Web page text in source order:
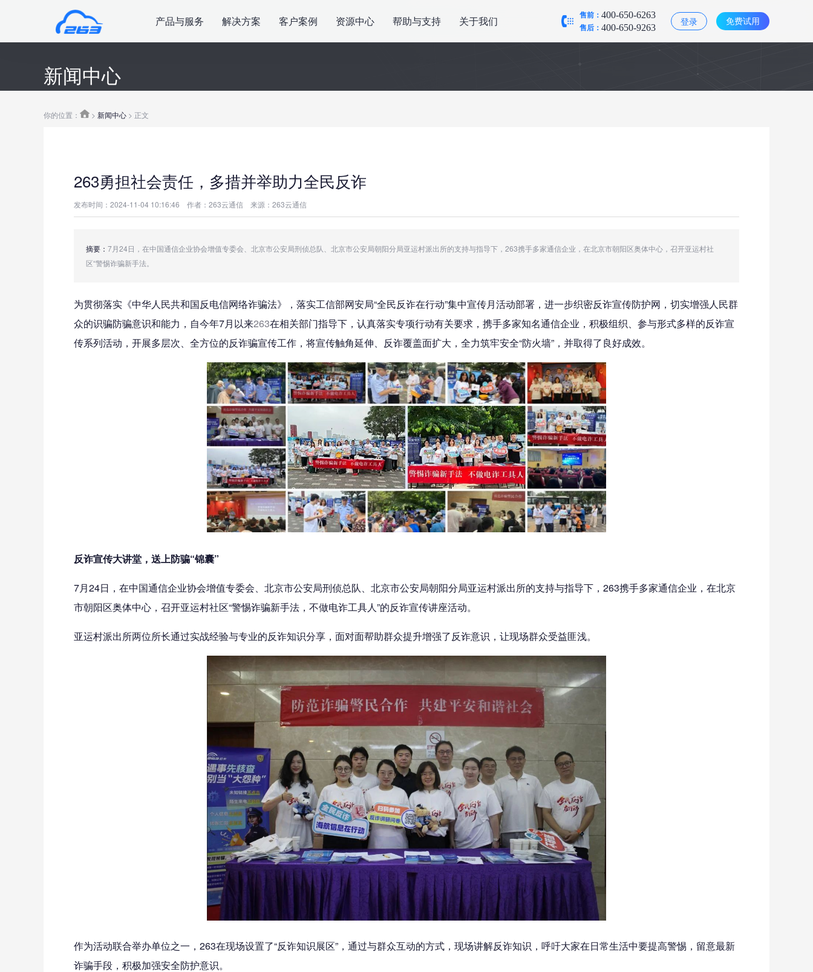
产品与服务 解决方案 客户案例 资源中心 帮助与支持 关于我们 售前： 400-650-6263
售后： 400-650-9263
免费试用
登录
你的位置： >新闻中心 > 正文
新闻中心
263勇担社会责任，多措并举助力全民反诈
发布时间：2024-11-04 10:16:46 作者：263云通信 来源：263云通信
摘要： 7月24日，在中国通信企业协会增值专委会、北京市公安局刑侦总队、北京市公安局朝阳分局亚运村派出所的支持与指导下，263携手多家通信企业，在北京市朝阳区奥体中心，召开亚运村社
区“警惕诈骗新手法。
为贯彻落实《中华人民共和国反电信网络诈骗法》，落实工信部网安局“全民反诈在行动”集中宣传月活动部署，进一步织密反诈宣传防护网，切实增强人民群
众的识骗防骗意识和能力，自今年7月以来263在相关部门指导下，认真落实专项行动有关要求，携手多家知名通信企业，积极组织、参与形式多样的反诈宣
传系列活动，开展多层次、全方位的反诈骗宣传工作，将宣传触角延伸、反诈覆盖面扩大，全力筑牢安全“防火墙”，并取得了良好成效。
反诈宣传大讲堂，送上防骗“锦囊”
7月24日，在中国通信企业协会增值专委会、北京市公安局刑侦总队、北京市公安局朝阳分局亚运村派出所的支持与指导下，263携手多家通信企业，在北京
市朝阳区奥体中心，召开亚运村社区“警惕诈骗新手法，不做电诈工具人”的反诈宣传讲座活动。
亚运村派出所两位所长通过实战经验与专业的反诈知识分享，面对面帮助群众提升增强了反诈意识，让现场群众受益匪浅。
作为活动联合举办单位之一，263在现场设置了“反诈知识展区”，通过与群众互动的方式，现场讲解反诈知识，呼吁大家在日常生活中要提高警惕，留意最新
诈骗手段，积极加强安全防护意识。